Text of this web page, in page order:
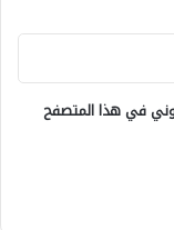
في هذا المتصفح